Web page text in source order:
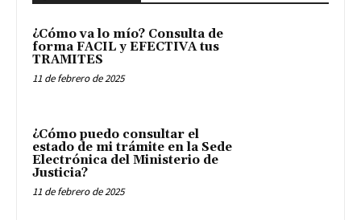
¿Cómo va lo mío? Consulta de
forma FACIL y EFECTIVA tus
TRAMITES
11 de febrero de 2025
¿Cómo puedo consultar el
estado de mi trámite en la Sede
Electrónica del Ministerio de
Justicia?
11 de febrero de 2025